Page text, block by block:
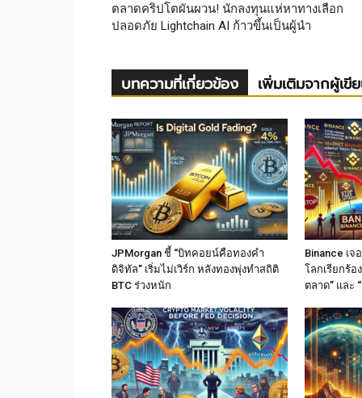
ตลาดคริปโตผันผวน! นักลงทุนแห่หาทางเลือก
ปลอดภัย Lightchain AI ก้าวขึ้นเป็นผู้นำ
บทความที่เกี่ยวข้อง เพิ่มเติมจากผู้เขี
JPMorgan ชี้ “บิทคอยน์คือทองคำ
ดิจิทัล” เริ่มไม่เวิร์ก หลังทองพุ่งทำสถิติ
BTC ร่วงหนัก
Binance เ
โลกเรียกร้
ตลาด” และ